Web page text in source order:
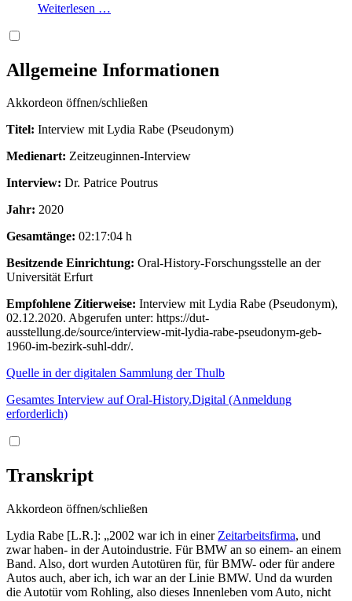
Weiterlesen …
Allgemeine Informationen
Akkordeon öffnen/schließen
Titel: Interview mit Lydia Rabe (Pseudonym)
Medienart: Zeitzeuginnen-Interview
Interview: Dr. Patrice Poutrus
Jahr: 2020
Gesamtänge: 02:17:04 h
Besitzende Einrichtung: Oral-History-Forschungsstelle an der
Universität Erfurt
Empfohlene Zitierweise: Interview mit Lydia Rabe (Pseudonym),
02.12.2020. Abgerufen unter: https://dut-
ausstellung.de/source/interview-mit-lydia-rabe-pseudonym-geb-
1960-im-bezirk-suhl-ddr/.
Quelle in der digitalen Sammlung der Thulb
Gesamtes Interview auf Oral-History.Digital (Anmeldung
erforderlich)
Transkript
Akkordeon öffnen/schließen
Lydia Rabe [L.R.]: „2002 war ich in einer Zeitarbeitsfirma, und
zwar haben- in der Autoindustrie. Für BMW an so einem- an einem
Band. Also, dort wurden Autotüren für, für BMW- oder für andere
Autos auch, aber ich, ich war an der Linie BMW. Und da wurden
die Autotür vom Rohling, also dieses Innenleben vom Auto, nicht